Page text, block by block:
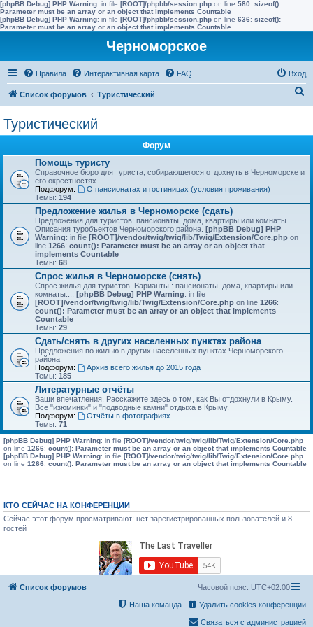
[phpBB Debug] PHP Warning: in file [ROOT]/phpbb/session.php on line 580: sizeof():
Parameter must be an array or an object that implements Countable
[phpBB Debug] PHP Warning: in file [ROOT]/phpbb/session.php on line 636: sizeof():
Parameter must be an array or an object that implements Countable
Черноморское
Правила Интерактивная карта FAQ Вход
Список форумов Туристический
Туристический
Форум
Помощь туристу
Справочное бюро для туриста, собирающегося отдохнуть в Черноморске и
его окрестностях.
Подфорум:
О пансионатах и гостиницах (условия проживания)
Темы: 194
Предложение жилья в Черноморске (сдать)
Предложения для туристов: пансионаты, дома, квартиры или комнаты.
Описания туробъектов Черноморского района. [phpBB Debug] PHP
Warning: in file [ROOT]/vendor/twig/twig/lib/Twig/Extension/Core.php on
line 1266: count(): Parameter must be an array or an object that
implements Countable
Темы: 68
Спрос жилья в Черноморске (снять)
Спрос жилья для туристов. Варианты : пансионаты, дома, квартиры или
комнаты.... [phpBB Debug] PHP Warning: in file
[ROOT]/vendor/twig/twig/lib/Twig/Extension/Core.php on line 1266:
count(): Parameter must be an array or an object that implements
Countable
Темы: 29
Сдать/снять в других населенных пунктах района
Предложения по жилью в других населенных пунктах Черноморского
района
Подфорум:
Архив всего жилья до 2015 года
Темы: 185
Литературные отчёты
Ваши впечатления. Расскажите здесь о том, как Вы отдохнули в Крыму.
Все "изюминки" и "подводные камни" отдыха в Крыму.
Подфорум:
Отчёты в фотографиях
Темы: 71
[phpBB Debug] PHP Warning: in file [ROOT]/vendor/twig/twig/lib/Twig/Extension/Core.php
on line 1266: count(): Parameter must be an array or an object that implements Countable
[phpBB Debug] PHP Warning: in file [ROOT]/vendor/twig/twig/lib/Twig/Extension/Core.php
on line 1266: count(): Parameter must be an array or an object that implements Countable
КТО СЕЙЧАС НА КОНФЕРЕНЦИИ
Сейчас этот форум просматривают: нет зарегистрированных пользователей и 8
гостей
Список форумов Часовой пояс: UTC+02:00
Удалить cookies конференции
Наша команда
Связаться с администрацией